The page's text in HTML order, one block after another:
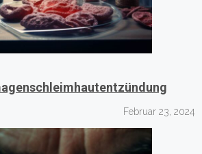
Februar 23, 2024